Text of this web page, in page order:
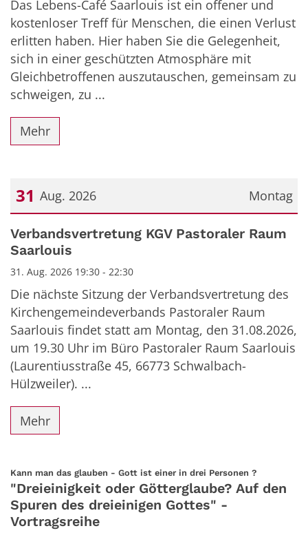
Das Lebens-Café Saarlouis ist ein offener und
kostenloser Treff für Menschen, die einen Verlust
erlitten haben. Hier haben Sie die Gelegenheit,
sich in einer geschützten Atmosphäre mit
Gleichbetroffenen auszutauschen, gemeinsam zu
schweigen, zu ...
Mehr
Montag
31 Aug. 2026
Datum: 31. August 2026
Verbandsvertretung KGV Pastoraler Raum
Saarlouis
31. Aug. 2026 19:30 - 22:30
Die nächste Sitzung der Verbandsvertretung des
Kirchengemeindeverbands Pastoraler Raum
Saarlouis findet statt am Montag, den 31.08.2026,
um 19.30 Uhr im Büro Pastoraler Raum Saarlouis
(Laurentiusstraße 45, 66773 Schwalbach-
Hülzweiler). ...
Mehr
Kann man das glauben - Gott ist einer in drei Personen ?
"Dreieinigkeit oder Götterglaube? Auf den
Spuren des dreieinigen Gottes" -
Vortragsreihe